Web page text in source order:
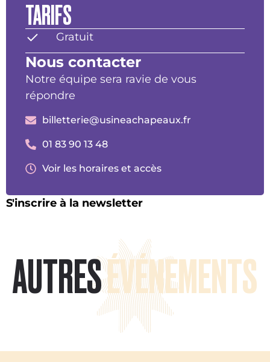
TARIFS
Gratuit
Nous contacter
Notre équipe sera ravie de vous
répondre
billetterie@usineachapeaux.fr
01 83 90 13 48
Voir les horaires et accès
S'inscrire à la newsletter
AUTRESÉVÉNEMENTS